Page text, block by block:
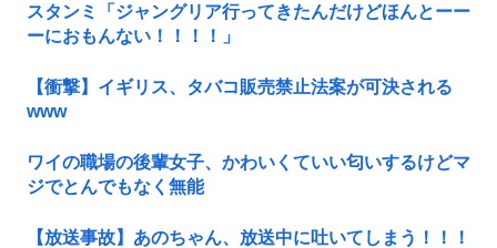
スタンミ「ジャングリア行ってきたんだけどほんとーー
ーにおもんない！！！！」
【衝撃】イギリス、タバコ販売禁止法案が可決される
www
ワイの職場の後輩女子、かわいくていい匂いするけどマ
ジでとんでもなく無能
【放送事故】あのちゃん、放送中に吐いてしまう！！！